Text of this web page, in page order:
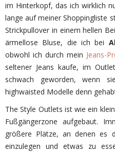
im Hinterkopf, das ich wirklich
lange auf meiner Shoppingliste
Strickpullover in einem hellen
ärmellose Bluse, die ich bei
obwohl ich durch mein Jeans-
seltener Jeans kaufe, im
schwach geworden, wenn
highwaisted Modelle denn
The Style Outlets ist wie ein
Fußgängerzone aufgebaut.
größere Plätze, an denen es
einzulegen und etwas zu